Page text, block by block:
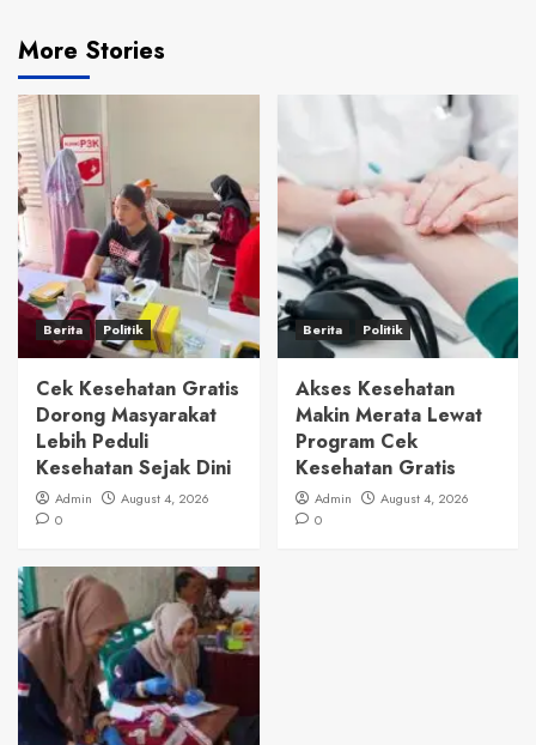
More Stories
Berita Politik
Cek Kesehatan Gratis
Dorong Masyarakat
Lebih Peduli
Kesehatan Sejak Dini
Admin
August 4, 2026
0
Berita Politik
Akses Kesehatan
Makin Merata Lewat
Program Cek
Kesehatan Gratis
Admin
August 4, 2026
0